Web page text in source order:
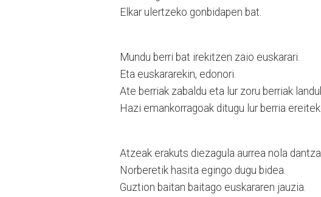
Elkar ulertzeko gonbidapen bat.
Mundu berri bat irekitzen zaio euskarari.
Eta euskararekin, edonori.
Ate berriak zabaldu eta lur zoru berriak
Hazi emankorragoak ditugu lur berria
Atzeak erakuts diezagula aurrea nola
Norberetik hasita egingo dugu bidea.
Guztion baitan baitago euskararen jauzia.